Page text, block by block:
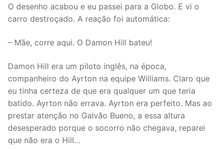
O desenho acabou e eu passei para a Globo. E vi o
carro destroçado. A reação foi automática:
– Mãe, corre aqui. O Damon Hill bateu!
Damon Hill era um piloto inglês, na época,
companheiro do Ayrton na equipe Williams. Claro que
eu tinha certeza de que era qualquer um que teria
batido. Ayrton não errava. Ayrton era perfeito. Mas ao
prestar atenção no Galvão Bueno, a essa altura
desesperado porque o socorro não chegava, reparei
que não era o Hill…